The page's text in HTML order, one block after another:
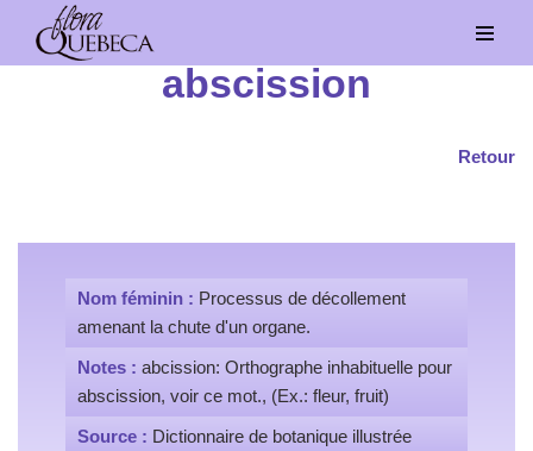
Aller
abscission
Retour
Nom féminin : Processus de décollement
amenant la chute d'un organe.
Notes : abcission: Orthographe inhabituelle pour
abscission, voir ce mot., (Ex.: fleur, fruit)
Source : Dictionnaire de botanique illustrée